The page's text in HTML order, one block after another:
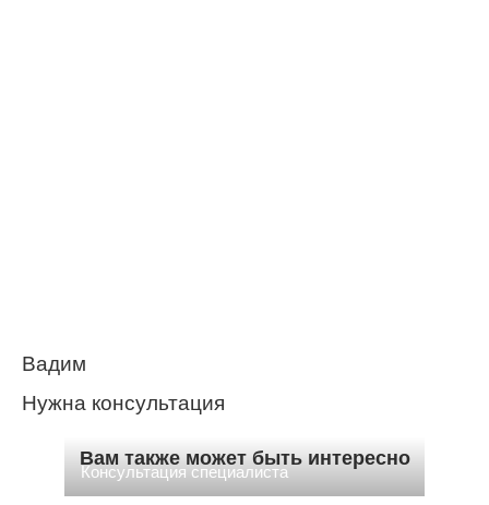
Вадим
Нужна консультация
Вам также может быть интересно
Консультация специалиста